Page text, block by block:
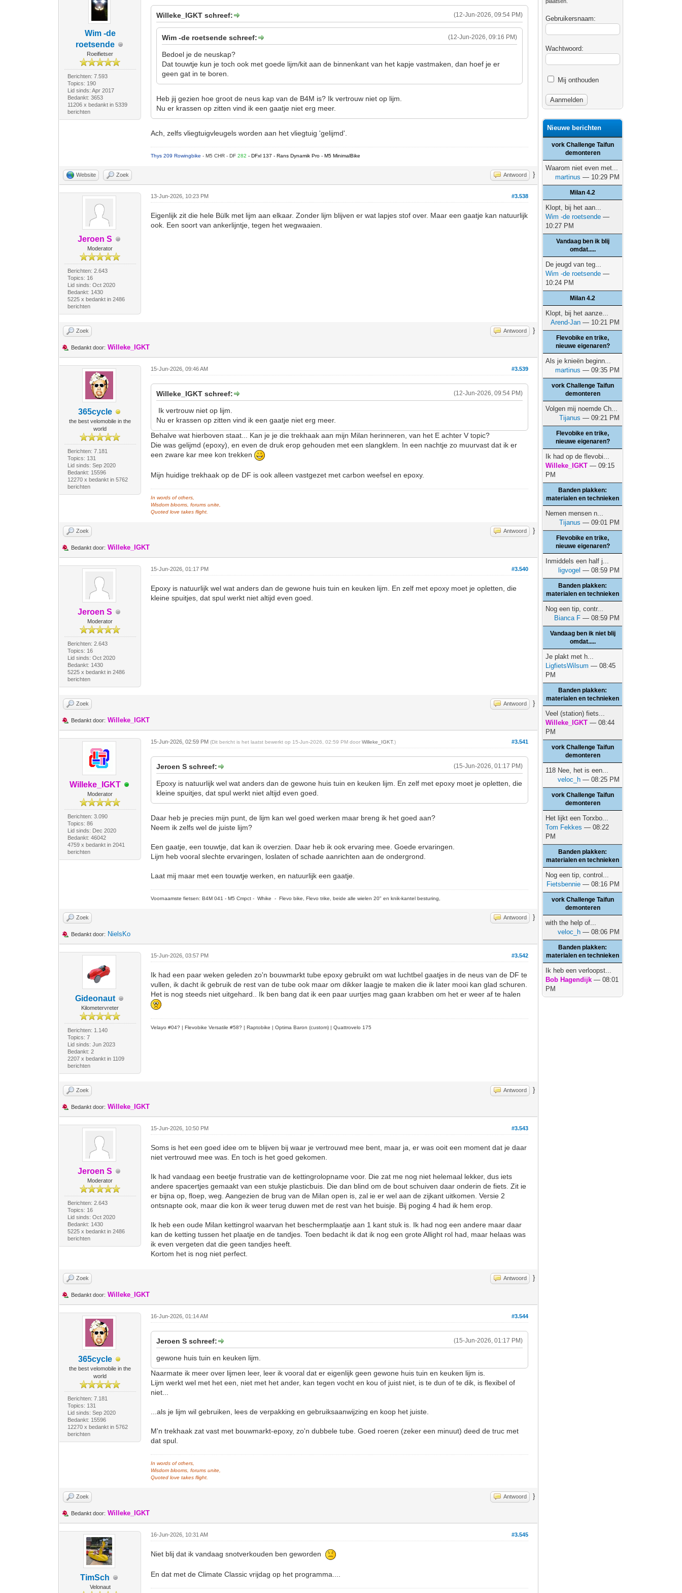
Wim -de
roetsende
Roeifietser
Berichten: 7.593
Topics: 190
Lid sinds: Apr 2017
Bedankt: 3653
11206 x bedankt in 5339
berichten
(12-Jun-2026, 09:54 PM)
Willeke_IGKT schreef:
(12-Jun-2026, 09:16 PM)
Wim -de roetsende schreef:
Bedoel je de neuskap?
Dat touwtje kun je toch ook met goede lijm/kit aan de binnenkant van het kapje vastmaken, dan hoef je er
geen gat in te boren.
Heb jij gezien hoe groot de neus kap van de B4M is? Ik vertrouw niet op lijm.
Nu er krassen op zitten vind ik een gaatje niet erg meer.
Ach, zelfs vliegtuigvleugels worden aan het vliegtuig 'gelijmd'.
Thys 209 Rowingbike- M5 CHR - DF282- DFxl 137 - Rans Dynamik Pro - M5 MinimalBike
Website Zoek Antwoord }
Jeroen S
Moderator
Berichten: 2.643
Topics: 16
Lid sinds: Oct 2020
Bedankt: 1430
5225 x bedankt in 2486
berichten
#3.538
13-Jun-2026, 10:23 PM
Eigenlijk zit die hele Bülk met lijm aan elkaar. Zonder lijm blijven er wat lapjes stof over. Maar een gaatje kan natuurlijk
ook. Een soort van ankerlijntje, tegen het wegwaaien.
Zoek Antwoord }
Bedankt door: Willeke_IGKT
365cycle
the best velomobile in the
world
Berichten: 7.181
Topics: 131
Lid sinds: Sep 2020
Bedankt: 15596
12270 x bedankt in 5762
berichten
#3.539
15-Jun-2026, 09:46 AM
(12-Jun-2026, 09:54 PM)
Willeke_IGKT schreef:
Ik vertrouw niet op lijm.
Nu er krassen op zitten vind ik een gaatje niet erg meer.
Behalve wat hierboven staat... Kan je je die trekhaak aan mijn Milan herinneren, van het E achter V topic?
Die was gelijmd (epoxy), en even de druk erop gehouden met een slangklem. In een nachtje zo muurvast dat ik er
een zware kar mee kon trekken
Mijn huidige trekhaak op de DF is ook alleen vastgezet met carbon weefsel en epoxy.
In words of others,
Wisdom blooms, forums unite,
Quoted love takes flight.
Zoek Antwoord }
Bedankt door: Willeke_IGKT
Jeroen S
Moderator
Berichten: 2.643
Topics: 16
Lid sinds: Oct 2020
Bedankt: 1430
5225 x bedankt in 2486
berichten
#3.540
15-Jun-2026, 01:17 PM
Epoxy is natuurlijk wel wat anders dan de gewone huis tuin en keuken lijm. En zelf met epoxy moet je opletten, die
kleine spuitjes, dat spul werkt niet altijd even goed.
Zoek Antwoord }
Bedankt door: Willeke_IGKT
Willeke_IGKT
Moderator
Berichten: 3.090
Topics: 86
Lid sinds: Dec 2020
Bedankt: 46042
4759 x bedankt in 2041
berichten
#3.541
15-Jun-2026, 02:59 PM(Dit bericht is het laatst bewerkt op 15-Jun-2026, 02:59 PM doorWilleke_IGKT.)
(15-Jun-2026, 01:17 PM)
Jeroen S schreef:
Epoxy is natuurlijk wel wat anders dan de gewone huis tuin en keuken lijm. En zelf met epoxy moet je opletten, die
kleine spuitjes, dat spul werkt niet altijd even goed.
Daar heb je precies mijn punt, de lijm kan wel goed werken maar breng ik het goed aan?
Neem ik zelfs wel de juiste lijm?
Een gaatje, een touwtje, dat kan ik overzien. Daar heb ik ook ervaring mee. Goede ervaringen.
Lijm heb vooral slechte ervaringen, loslaten of schade aanrichten aan de ondergrond.
Laat mij maar met een touwtje werken, en natuurlijk een gaatje.
Voornaamste fietsen: B4M 041 - M5 Cmpct - Whike - Flevo bike, Flevo trike, beide alle wielen 20" en knik-kantel besturing,
Zoek Antwoord }
Bedankt door: NielsKo
Gideonaut
Kilometervreter
Berichten: 1.140
Topics: 7
Lid sinds: Jun 2023
Bedankt: 2
2207 x bedankt in 1109
berichten
#3.542
15-Jun-2026, 03:57 PM
Ik had een paar weken geleden zo'n bouwmarkt tube epoxy gebruikt om wat luchtbel gaatjes in de neus van de DF te
vullen, ik dacht ik gebruik de rest van de tube ook maar om dikker laagje te maken die ik later mooi kan glad schuren.
Het is nog steeds niet uitgehard.. Ik ben bang dat ik een paar uurtjes mag gaan krabben om het er weer af te halen
Velayo #04? | Flevobike Versatile #58? | Raptobike | Optima Baron (custom) | Quattrovelo 175
Zoek Antwoord }
Bedankt door: Willeke_IGKT
Jeroen S
Moderator
Berichten: 2.643
Topics: 16
Lid sinds: Oct 2020
Bedankt: 1430
5225 x bedankt in 2486
berichten
#3.543
15-Jun-2026, 10:50 PM
Soms is het een goed idee om te blijven bij waar je vertrouwd mee bent, maar ja, er was ooit een moment dat je daar
niet vertrouwd mee was. En toch is het goed gekomen.
Ik had vandaag een beetje frustratie van de kettingrolopname voor. Die zat me nog niet helemaal lekker, dus iets
andere spacertjes gemaakt van een stukje plasticbuis. Die dan blind om de bout schuiven daar onderin de fiets. Zit ie
er bijna op, floep, weg. Aangezien de brug van de Milan open is, zal ie er wel aan de zijkant uitkomen. Versie 2
ontsnapte ook, maar die kon ik weer terug duwen met de rest van het buisje. Bij poging 4 had ik hem erop.
Ik heb een oude Milan kettingrol waarvan het beschermplaatje aan 1 kant stuk is. Ik had nog een andere maar daar
kan de ketting tussen het plaatje en de tandjes. Toen bedacht ik dat ik nog een grote Allight rol had, maar helaas was
ik even vergeten dat die geen tandjes heeft.
Kortom het is nog niet perfect.
Zoek Antwoord }
Bedankt door: Willeke_IGKT
365cycle
the best velomobile in the
world
Berichten: 7.181
Topics: 131
Lid sinds: Sep 2020
Bedankt: 15596
12270 x bedankt in 5762
berichten
#3.544
16-Jun-2026, 01:14 AM
(15-Jun-2026, 01:17 PM)
Jeroen S schreef:
gewone huis tuin en keuken lijm.
Naarmate ik meer over lijmen leer, leer ik vooral dat er eigenlijk geen gewone huis tuin en keuken lijm is.
Lijm werkt wel met het een, niet met het ander, kan tegen vocht en kou of juist niet, is te dun of te dik, is flexibel of
niet...
...als je lijm wil gebruiken, lees de verpakking en gebruiksaanwijzing en koop het juiste.
M'n trekhaak zat vast met bouwmarkt-epoxy, zo'n dubbele tube. Goed roeren (zeker een minuut) deed de truc met
dat spul.
In words of others,
Wisdom blooms, forums unite,
Quoted love takes flight.
Zoek Antwoord }
Bedankt door: Willeke_IGKT
TimSch
Velonaut
#3.545
16-Jun-2026, 10:31 AM
Niet blij dat ik vandaag snotverkouden ben geworden
En dat met de Climate Classic vrijdag op het programma....
Gebruikersnaam:
Wachtwoord:
Mij onthouden
Nieuwe berichten
vork Challenge Taifun
demonteren
Waarom niet even met...
martinus — 10:29 PM
Milan 4.2
Klopt, bij het aan...
Wim -de roetsende —
10:27 PM
Vandaag ben ik blij
omdat.....
De jeugd van teg...
Wim -de roetsende —
10:24 PM
Milan 4.2
Klopt, bij het aanze...
Arend-Jan — 10:21 PM
Flevobike en trike,
nieuwe eigenaren?
Als je knieën beginn...
martinus — 09:35 PM
vork Challenge Taifun
demonteren
Volgen mij noemde Ch...
Tijanus — 09:21 PM
Flevobike en trike,
nieuwe eigenaren?
Ik had op de flevobi...
Willeke_IGKT — 09:15
PM
Banden plakken:
materialen en technieken
Nemen mensen n...
Tijanus — 09:01 PM
Flevobike en trike,
nieuwe eigenaren?
Inmiddels een half j...
ligvogel — 08:59 PM
Banden plakken:
materialen en technieken
Nog een tip, contr...
Bianca F — 08:59 PM
Vandaag ben ik niet blij
omdat.....
Je plakt met h...
LigfietsWilsum — 08:45
PM
Banden plakken:
materialen en technieken
Veel (station) fiets...
Willeke_IGKT — 08:44
PM
vork Challenge Taifun
demonteren
118 Nee, het is een...
veloc_h — 08:25 PM
vork Challenge Taifun
demonteren
Het lijkt een Torxbo...
Tom Fekkes — 08:22
PM
Banden plakken:
materialen en technieken
Nog een tip, control...
Fietsbennie — 08:16 PM
vork Challenge Taifun
demonteren
with the help of...
veloc_h — 08:06 PM
Banden plakken:
materialen en technieken
Ik heb een verloopst...
Bob Hagendijk — 08:01
PM